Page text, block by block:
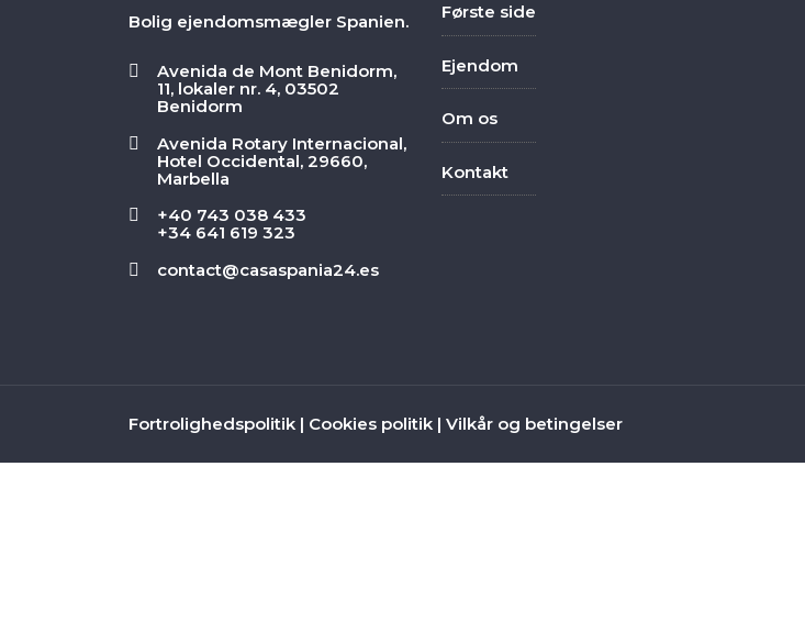
Bolig ejendomsmægler Spanien.
Avenida de Mont Benidorm,
11, lokaler nr. 4, 03502
Benidorm
Avenida Rotary Internacional,
Hotel Occidental, 29660,
Marbella
+40 743 038 433
+34 641 619 323
contact@casaspania24.es
Første side
Ejendom
Om os
Kontakt
Fortrolighedspolitik | Cookies politik | Vilkår og betingelser